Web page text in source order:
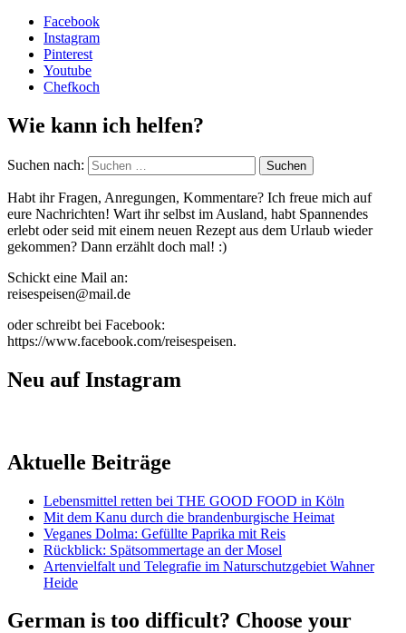
Facebook
Instagram
Pinterest
Youtube
Chefkoch
Wie kann ich helfen?
Suchen nach:
Habt ihr Fragen, Anregungen, Kommentare? Ich freue mich auf
eure Nachrichten! Wart ihr selbst im Ausland, habt Spannendes
erlebt oder seid mit einem neuen Rezept aus dem Urlaub wieder
gekommen? Dann erzählt doch mal! :)
Schickt eine Mail an:
reisespeisen@mail.de
oder schreibt bei Facebook:
https://www.facebook.com/reisespeisen.
Neu auf Instagram
Aktuelle Beiträge
Lebensmittel retten bei THE GOOD FOOD in Köln
Mit dem Kanu durch die brandenburgische Heimat
Veganes Dolma: Gefüllte Paprika mit Reis
Rückblick: Spätsommertage an der Mosel
Artenvielfalt und Telegrafie im Naturschutzgebiet Wahner
Heide
German is too difficult? Choose your